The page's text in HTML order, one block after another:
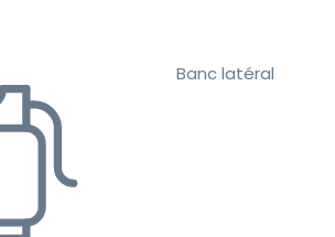
Banc latéral